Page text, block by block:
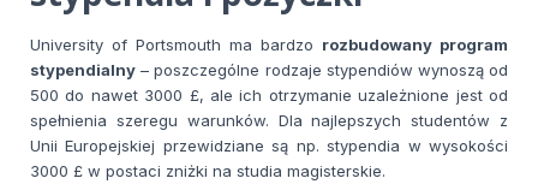
University of Portsmouth ma bardzo rozbudowany program
stypendialny – poszczególne rodzaje stypendiów wynoszą od
500 do nawet 3000 £, ale ich otrzymanie uzależnione jest od
spełnienia szeregu warunków. Dla najlepszych studentów z
Unii Europejskiej przewidziane są np. stypendia w wysokości
3000 £ w postaci zniżki na studia magisterskie.